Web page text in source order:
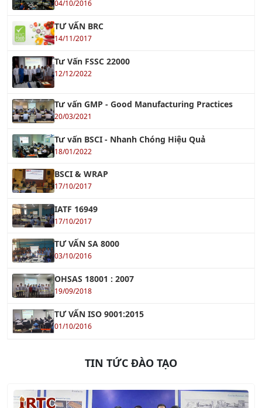
04/10/2016
TƯ VẤN BRC
14/11/2017
Tư Vấn FSSC 22000
12/12/2022
Tư vấn GMP - Good Manufacturing Practices
20/03/2021
Tư vấn BSCI - Nhanh Chóng Hiệu Quả
18/01/2022
BSCI & WRAP
17/10/2017
IATF 16949
17/10/2017
TƯ VẤN SA 8000
03/10/2016
OHSAS 18001 : 2007
19/09/2018
TƯ VẤN ISO 9001:2015
01/10/2016
TIN TỨC ĐÀO TẠO